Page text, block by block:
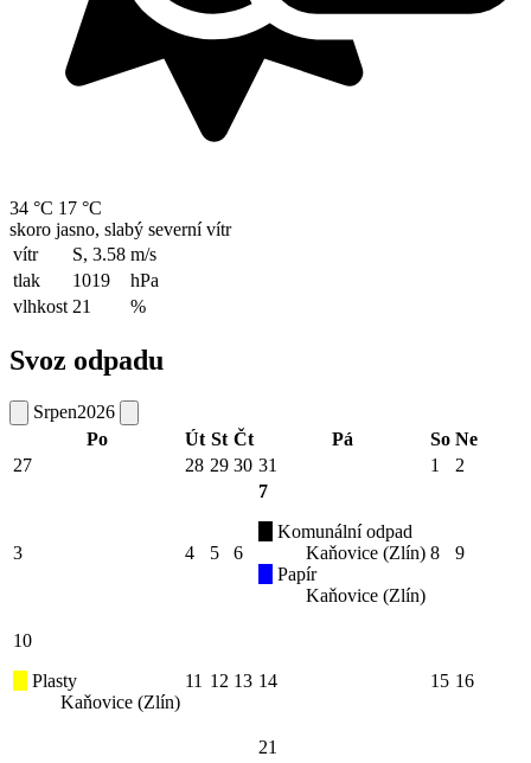
34 °C 17 °C
skoro jasno, slabý severní vítr
vítr
S, 3.58 m/s
tlak
1019
hPa
vlhkost 21 %
Svoz odpadu
Srpen2026
Po
Út St Čt Pá So Ne
27
28 29 30 31 1 2
3 4 5 6
7
Komunální odpad
Kaňovice (Zlín)
Papír
Kaňovice (Zlín)
8 9
10
Plasty
Kaňovice (Zlín)
11 12 13 14 15 16
21